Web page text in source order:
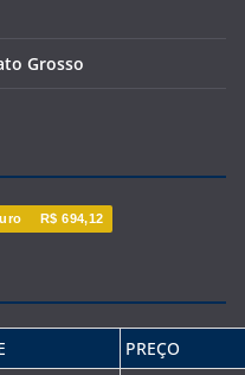
Grosso
R$ 694,12
PREÇO